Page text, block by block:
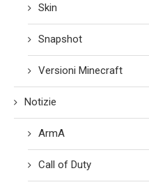
Skin
Snapshot
Versioni Minecraft
Notizie
ArmA
Call of Duty